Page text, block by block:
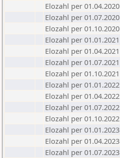
Elozahl per 01.04.2020
Elozahl per 01.07.2020
Elozahl per 01.10.2020
Elozahl per 01.01.2021
Elozahl per 01.04.2021
Elozahl per 01.07.2021
Elozahl per 01.10.2021
Elozahl per 01.01.2022
Elozahl per 01.04.2022
Elozahl per 01.07.2022
Elozahl per 01.10.2022
Elozahl per 01.01.2023
Elozahl per 01.04.2023
Elozahl per 01.07.2023